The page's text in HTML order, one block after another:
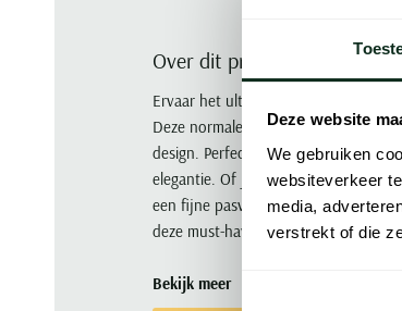
Deze website
We gebruiken
websiteverkeer
media,
verstrekt of die
Over dit product
Ervaar het ultieme comfort met de
Deze normale fit T-shirts zijn
design. Perfect als basic item in je
elegantie. Of je ze nu draagt onder
een fijne pasvorm en duurzaamheid.
deze must-haves toe aan je
Bekijk meer